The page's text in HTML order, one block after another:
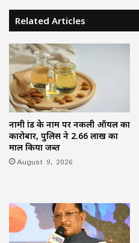
Related Articles
नामी ब्रांड के नाम पर नकली ऑयल का
कारोबार, पुलिस ने 2.66 लाख का
माल किया जब्त
August 9, 2026